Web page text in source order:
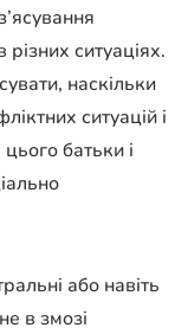
різних ситуаціях.
наскільки
ситуацій і
батьки і
або навіть
в змозі